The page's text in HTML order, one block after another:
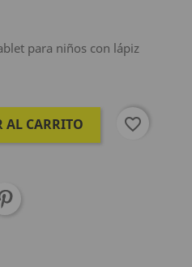
para niños con lápiz
AL CARRITO favorite_border